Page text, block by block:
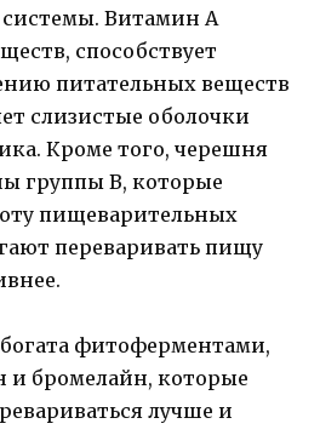
Витамин А
способствует
питательных веществ
слизистые оболочки
Кроме того, черешня
группы В, которые
пищеварительных
переваривать пищу
фитоферментами,
и бромелайн, которые
лучше и